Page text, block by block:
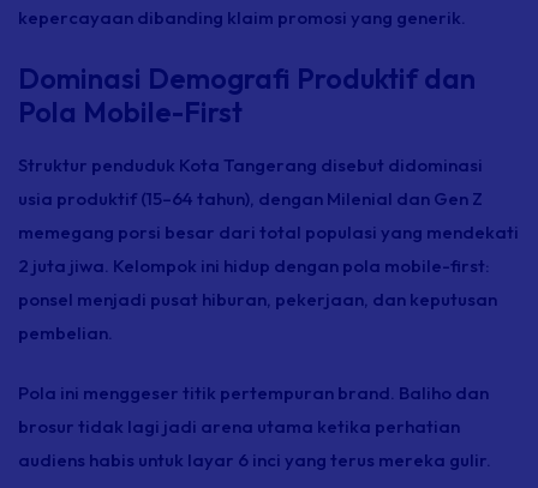
kepercayaan dibanding klaim promosi yang generik.
Dominasi Demografi Produktif dan
Pola Mobile-First
Struktur penduduk Kota Tangerang disebut didominasi
usia produktif (15–64 tahun), dengan Milenial dan Gen Z
memegang porsi besar dari total populasi yang mendekati
2 juta jiwa. Kelompok ini hidup dengan pola mobile-first:
ponsel menjadi pusat hiburan, pekerjaan, dan keputusan
pembelian.
Pola ini menggeser titik pertempuran brand. Baliho dan
brosur tidak lagi jadi arena utama ketika perhatian
audiens habis untuk layar 6 inci yang terus mereka gulir.